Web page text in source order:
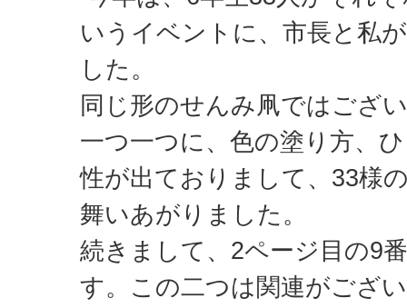
いうイベントに、市長と私
した。
同じ形のせんみ凧ではござ
一つ一つに、色の塗り方、
性が出ておりまして、33様
舞いあがりました。
続きまして、2ページ目の9
す。この二つは関連がござ